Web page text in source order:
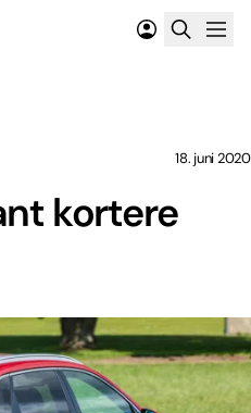
kortere
18. juni 2020